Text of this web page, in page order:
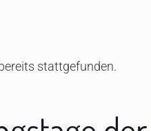
stattgefunden.